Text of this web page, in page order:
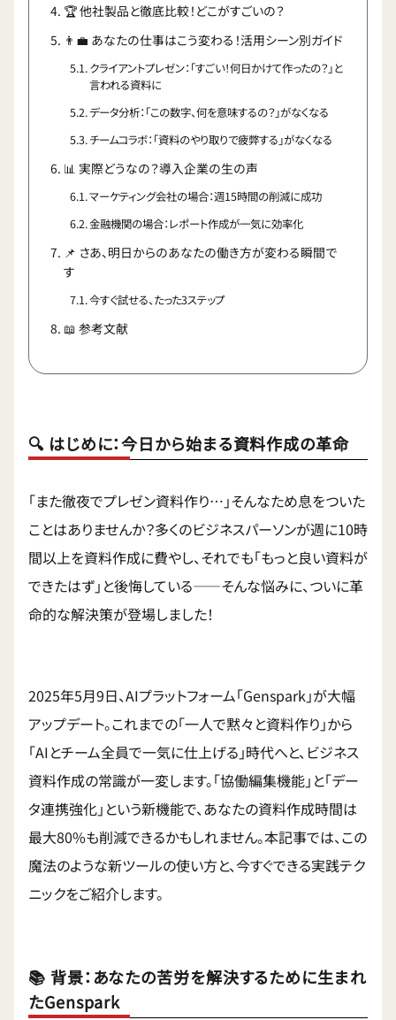
🏆 他社製品と徹底比較！どこがすごいの？
👨‍💼 あなたの仕事はこう変わる！活用シーン別ガイド
クライアントプレゼン：「すごい！何日かけて作ったの？」と
言われる資料に
データ分析：「この数字、何を意味するの？」がなくなる
チームコラボ：「資料のやり取りで疲弊する」がなくなる
📊 実際どうなの？導入企業の生の声
マーケティング会社の場合：週15時間の削減に成功
金融機関の場合：レポート作成が一気に効率化
📌 さあ、明日からのあなたの働き方が変わる瞬間で
す
今すぐ試せる、たった3ステップ
📖 参考文献
🔍 はじめに：今日から始まる資料作成の革命
「また徹夜でプレゼン資料作り…」そんなため息をついた
ことはありませんか？多くのビジネスパーソンが週に10時
間以上を資料作成に費やし、それでも「もっと良い資料が
できたはず」と後悔している——そんな悩みに、ついに革
命的な解決策が登場しました！
2025年5月9日、AIプラットフォーム「Genspark」が大幅
アップデート。これまでの「一人で黙々と資料作り」から
「AIとチーム全員で一気に仕上げる」時代へと、ビジネス
資料作成の常識が一変します。「協働編集機能」と「デー
タ連携強化」という新機能で、あなたの資料作成時間は
最大80%も削減できるかもしれません。本記事では、この
魔法のような新ツールの使い方と、今すぐできる実践テク
ニックをご紹介します。
📚 背景：あなたの苦労を解決するために生まれ
たGenspark